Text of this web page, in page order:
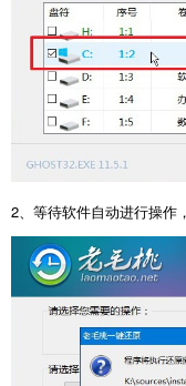
2、等待软件自动进行操作